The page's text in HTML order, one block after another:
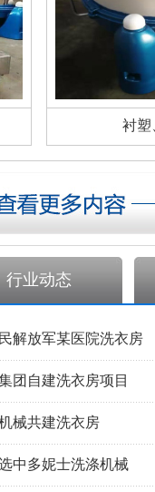
衬塑
行业动态
解放军某医院洗衣房
团自建洗衣房项目
械共建洗衣房
中多妮士洗涤机械